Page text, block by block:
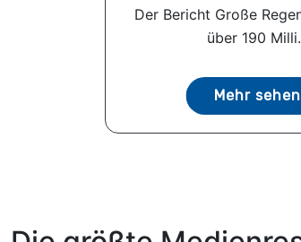
Der Bericht Große
über 190
Mehr sehen